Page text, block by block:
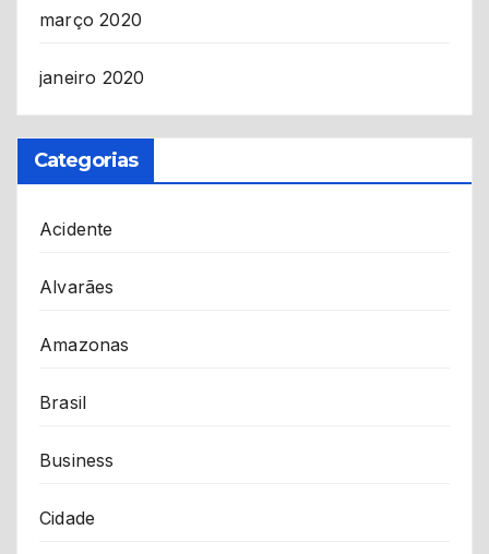
março 2020
janeiro 2020
Categorias
Acidente
Alvarães
Amazonas
Brasil
Business
Cidade